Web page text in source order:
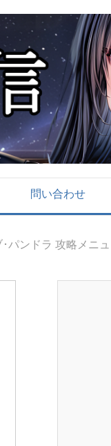
問い合わせ
パンドラ 攻略メニ